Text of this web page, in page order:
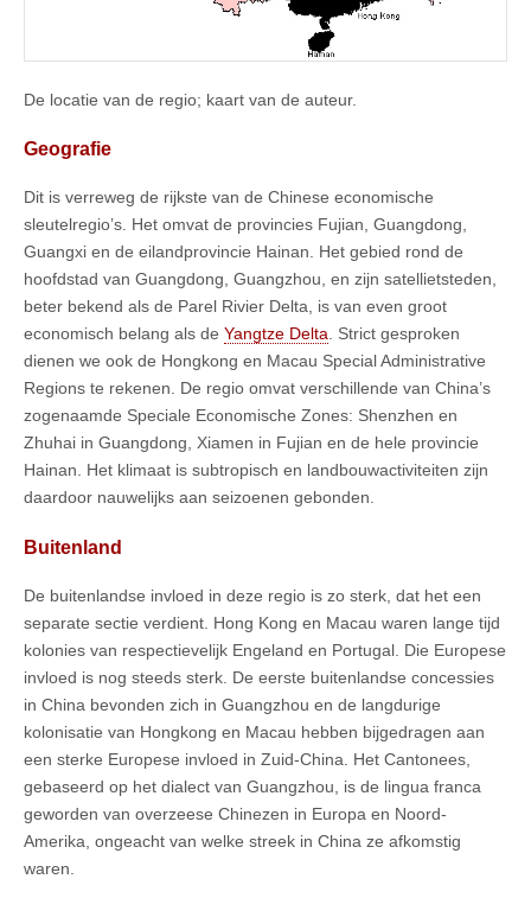
De locatie van de regio; kaart van de auteur.
Geografie
Dit is verreweg de rijkste van de Chinese economische
sleutelregio’s. Het omvat de provincies Fujian, Guangdong,
Guangxi en de eilandprovincie Hainan. Het gebied rond de
hoofdstad van Guangdong, Guangzhou, en zijn satellietsteden,
beter bekend als de Parel Rivier Delta, is van even groot
economisch belang als de Yangtze Delta. Strict gesproken
dienen we ook de Hongkong en Macau Special Administrative
Regions te rekenen. De regio omvat verschillende van China’s
zogenaamde Speciale Economische Zones: Shenzhen en
Zhuhai in Guangdong, Xiamen in Fujian en de hele provincie
Hainan. Het klimaat is subtropisch en landbouwactiviteiten zijn
daardoor nauwelijks aan seizoenen gebonden.
Buitenland
De buitenlandse invloed in deze regio is zo sterk, dat het een
separate sectie verdient. Hong Kong en Macau waren lange tijd
kolonies van respectievelijk Engeland en Portugal. Die Europese
invloed is nog steeds sterk. De eerste buitenlandse concessies
in China bevonden zich in Guangzhou en de langdurige
kolonisatie van Hongkong en Macau hebben bijgedragen aan
een sterke Europese invloed in Zuid-China. Het Cantonees,
gebaseerd op het dialect van Guangzhou, is de lingua franca
geworden van overzeese Chinezen in Europa en Noord-
Amerika, ongeacht van welke streek in China ze afkomstig
waren.